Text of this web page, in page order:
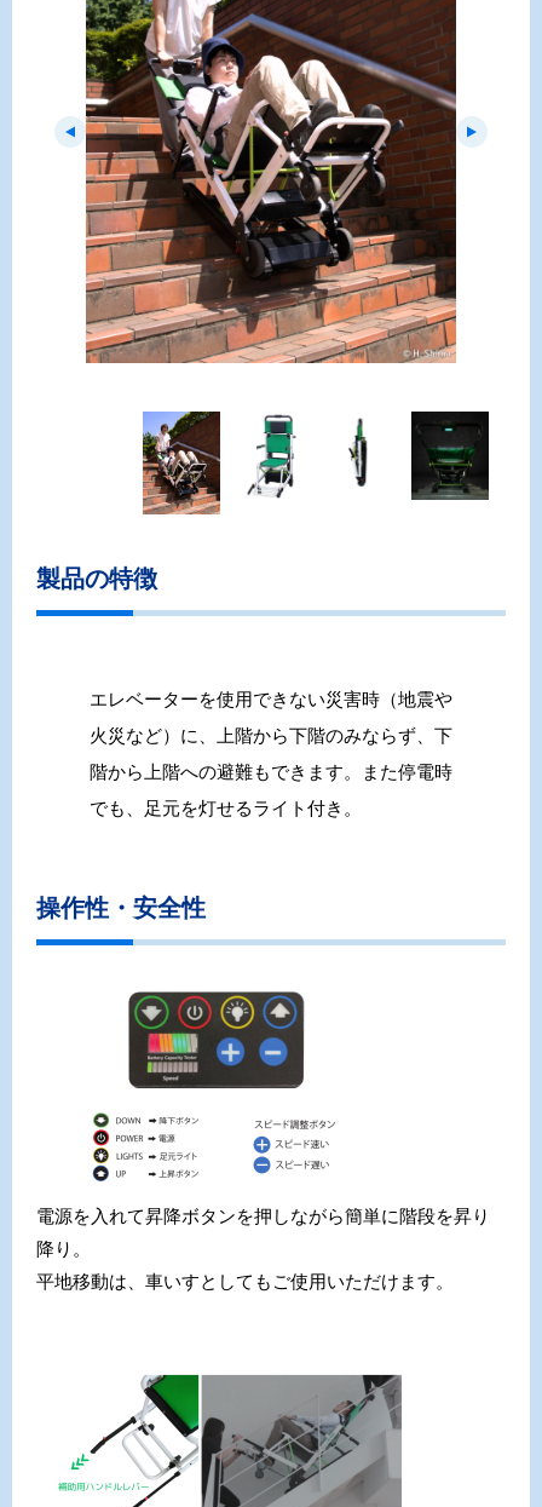
Previous
製品の特徴
エレベーターを使⽤できない災害時（地震や
⽕災など）に、上階から下階のみならず、下
階から上階への避難もできます。また停電時
でも、足元を灯せるライト付き。
操作性・安全性
電源を入れて昇降ボタンを押しながら簡単に階段を昇り
降り。
平地移動は、車いすとしてもご使用いただけます。